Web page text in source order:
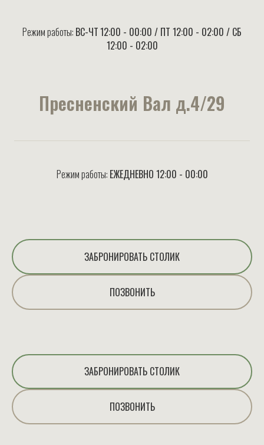
Режим работы: ВС-ЧТ12:00 - 00:00 / ПТ 12:00 - 02:00 / СБ
12:00 - 02:00
Пресненский Вал д.4/29
Режим работы: ЕЖЕДНЕВНО 12:00 - 00:00
ЗАБРОНИРОВАТЬ СТОЛИК
ПОЗВОНИТЬ
ЗАБРОНИРОВАТЬ СТОЛИК
ПОЗВОНИТЬ